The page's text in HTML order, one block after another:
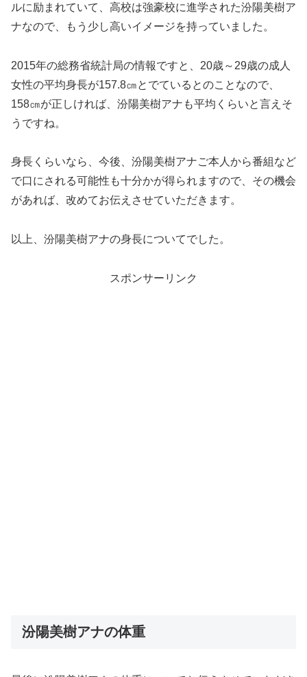
ルに励まれていて、高校は強豪校に進学された汾陽美樹ア
ナなので、もう少し高いイメージを持っていました。
2015年の総務省統計局の情報ですと、20歳～29歳の成人
女性の平均身長が157.8㎝とでているとのことなので、
158㎝が正しければ、汾陽美樹アナも平均くらいと言えそ
うですね。
身長くらいなら、今後、汾陽美樹アナご本人から番組など
で口にされる可能性も十分かが得られますので、その機会
があれば、改めてお伝えさせていただきます。
以上、汾陽美樹アナの身長についてでした。
スポンサーリンク
汾陽美樹アナの体重